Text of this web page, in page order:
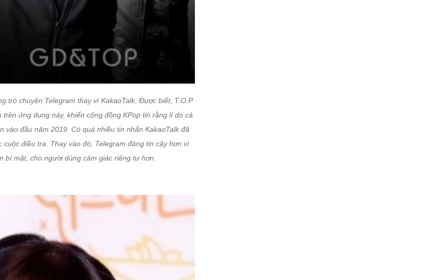
trò chuyện Telegram thay vì KakaoTalk. Được biết, T.O.P
ứng dụng này, khiến cộng đồng KPop tin rằng lí do cả
vào đầu năm 2019. Có quá nhiều tin nhắn KakaoTalk đã
điều tra. Thay vào đó, Telegram đáng tin cậy hơn vì
bí mật, cho người dùng cảm giác riêng tư hơn.